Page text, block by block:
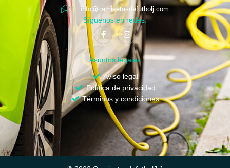
info@camisetasdefutbolj.com
Síguenos en redes:
Asuntos legales
Aviso legal
Política de privacidad
Términos y condiciones